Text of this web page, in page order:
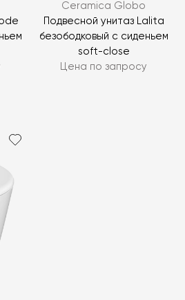
Ceramica Globo
Подвесной унитаз Lalita
безободковый с сиденьем
soft-close
Цена по запросу